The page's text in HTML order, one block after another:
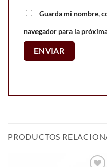
Guarda mi nombre,
navegador para la
PRODUCTOS